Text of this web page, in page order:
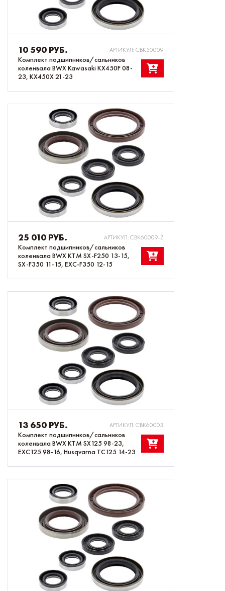
10 590 РУБ. АРТИКУЛ: CBK50009
Комплект подшипников/сальников
коленвала BWX Kawasaki KX450F 08-
23, KX450X 21-23
25 010 РУБ. АРТИКУЛ: CBK60009-Z
Комплект подшипников/сальников
коленвала BWX KTM SX-F250 13-15,
SX-F350 11-15, EXC-F350 12-15
13 650 РУБ. АРТИКУЛ: CBK60003
Комплект подшипников/сальников
коленвала BWX KTM SX125 98-23,
EXC125 98-16, Husqvarna TC125 14-23